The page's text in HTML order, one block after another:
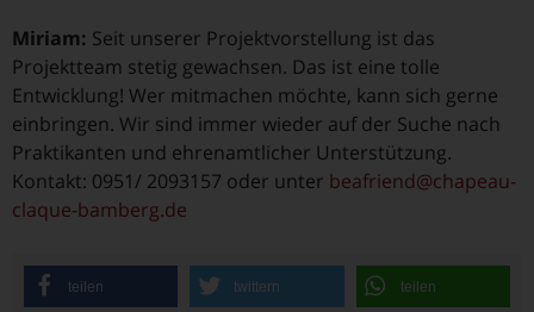
Miriam: Seit unserer Projektvorstellung ist das
Projektteam stetig gewachsen. Das ist eine tolle
Entwicklung! Wer mitmachen möchte, kann sich gerne
einbringen. Wir sind immer wieder auf der Suche nach
Praktikanten und ehrenamtlicher Unterstützung.
Kontakt: 0951/ 2093157 oder unter beafriend@chapeau-
claque-bamberg.de
teilen twittern teilen